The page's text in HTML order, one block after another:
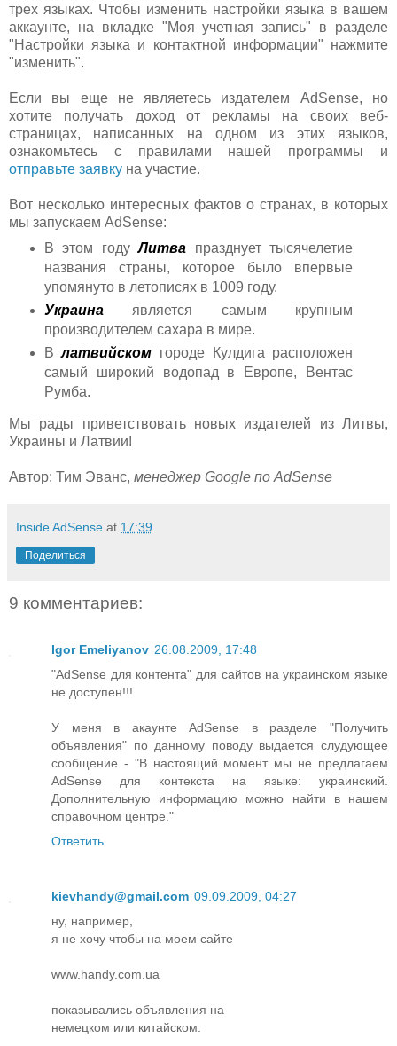
трех языках. Чтобы изменить настройки языка в вашем
аккаунте, на вкладке "Моя учетная запись" в разделе
"Настройки языка и контактной информации" нажмите
"изменить".
Если вы еще не являетесь издателем AdSense, но
хотите получать доход от рекламы на своих веб-
страницах, написанных на одном из этих языков,
ознакомьтесь с правилами нашей программы и
отправьте заявку на участие.
Вот несколько интересных фактов о странах, в которых
мы запускаем AdSense:
В этом годуЛитва празднует тысячелетие
названия страны, которое было впервые
упомянуто в летописях в 1009 году.
Украина
является самым крупным
производителем сахара в мире.
Влатвийском городе Кулдига расположен
самый широкий водопад в Европе, Вентас
Румба.
Мы рады приветствовать новых издателей из Литвы,
Украины и Латвии!
Автор: Тим Эванс, менеджер Google по AdSense
Inside AdSense at 17:39
Поделиться
9 комментариев:
Igor Emeliyanov 26.08.2009, 17:48
"AdSense для контента" для сайтов на украинском языке
не доступен!!!
У меня в акаунте AdSense в разделе "Получить
объявления" по данному поводу выдается слудующее
сообщение - "В настоящий момент мы не предлагаем
AdSense для контекста на языке: украинский.
Дополнительную информацию можно найти в нашем
справочном центре."
Ответить
kievhandy@gmail.com 09.09.2009, 04:27
ну, например,
я не хочу чтобы на моем сайте
www.handy.com.ua
показывались объявления на
немецком или китайском.